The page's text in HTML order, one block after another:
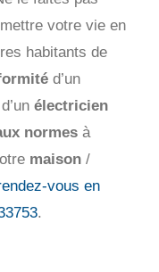
votre vie en
habitants de
d’un
électricien
normes à
maison /
vous en
.